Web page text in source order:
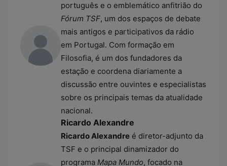
português e o emblemático anfitrião do
Fórum TSF, um dos espaços de debate
mais antigos e participativos da rádio
em Portugal. Com formação em
Filosofia, é um dos fundadores da
estação e coordena diariamente a
discussão entre ouvintes e especialistas
sobre os principais temas da atualidade
nacional.
Ricardo Alexandre
Ricardo Alexandre é diretor-adjunto da
TSF e o principal dinamizador do
programa Mapa Mundo, focado na